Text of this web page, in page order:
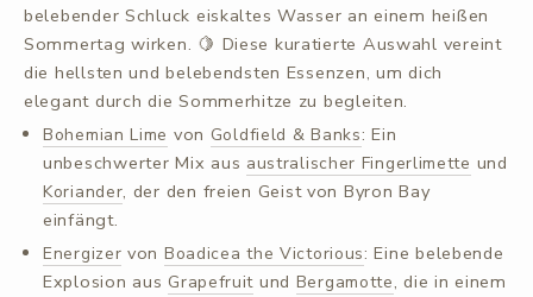
belebender Schluck eiskaltes Wasser an einem heißen
Sommertag wirken. 🍋 Diese kuratierte Auswahl vereint
die hellsten und belebendsten Essenzen, um dich
elegant durch die Sommerhitze zu begleiten.
Bohemian Lime von Goldfield & Banks: Ein
unbeschwerter Mix aus australischer Fingerlimette und
Koriander, der den freien Geist von Byron Bay
einfängt.
Energizer von Boadicea the Victorious: Eine belebende
Explosion aus Grapefruit und Bergamotte, die in einem